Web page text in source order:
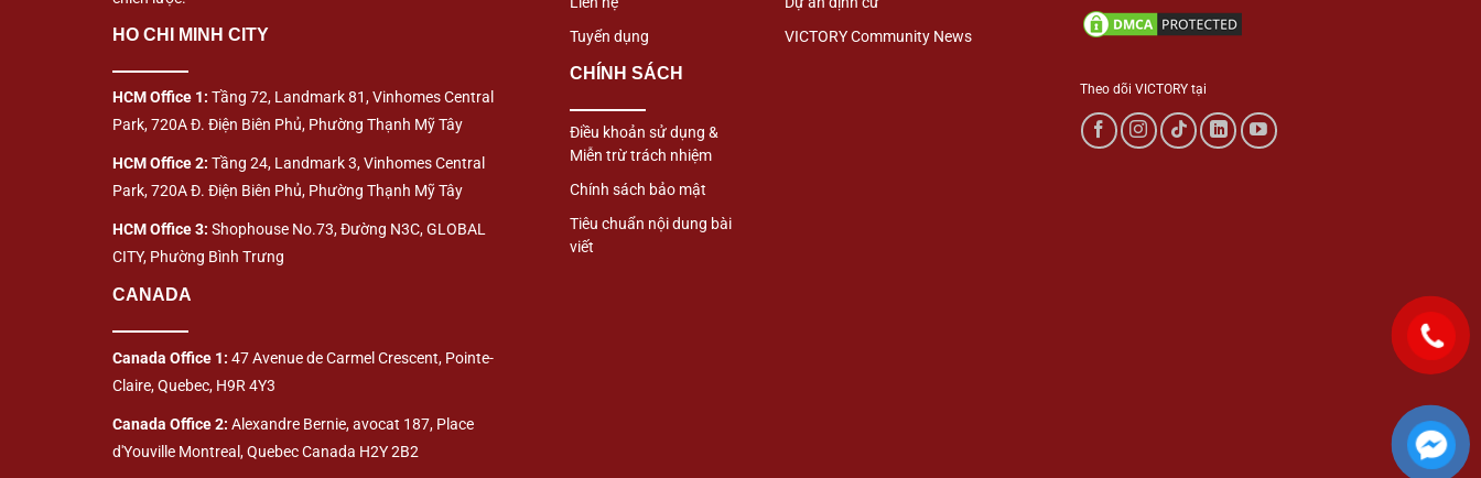
HO CHI MINH CITY
HCM Office 1: Tầng 72, Landmark 81, Vinhomes Central
Park, 720A Đ. Điện Biên Phủ, Phường Thạnh Mỹ Tây
HCM Office 2: Tầng 24, Landmark 3, Vinhomes Central
Park, 720A Đ. Điện Biên Phủ, Phường Thạnh Mỹ Tây
HCM Office 3: Shophouse No.73, Đường N3C, GLOBAL
CITY, Phường Bình Trưng
CANADA
Canada Office 1: 47 Avenue de Carmel Crescent, Pointe-
Claire, Quebec, H9R 4Y3
Canada Office 2: Alexandre Bernie, avocat 187, Place
d'Youville Montreal, Quebec Canada H2Y 2B2
Tuyển dụng
CHÍNH SÁCH
Điều khoản sử dụng &
Miễn trừ trách nhiệm
Chính sách bảo mật
Tiêu chuẩn nội dung bài
viết
VICTORY Community News
Theo dõi VICTORY tại